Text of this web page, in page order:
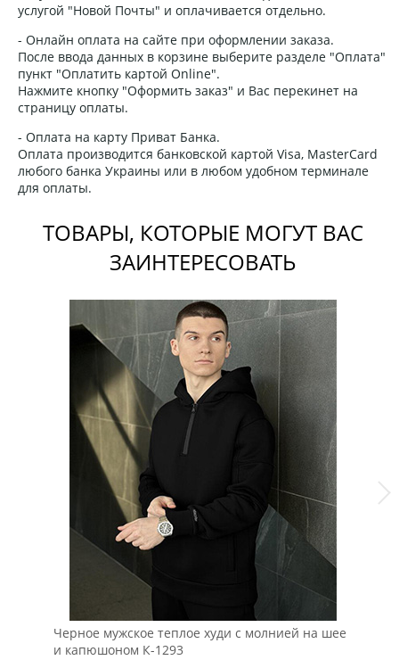
услугой "Новой Почты" и оплачивается отдельно.
- Онлайн оплата на сайте при оформлении заказа.
После ввода данных в корзине выберите разделе "Оплата"
пункт "Оплатить картой Online".
Нажмите кнопку "Оформить заказ" и Вас перекинет на
страницу оплаты.
- Оплата на карту Приват Банка.
Оплата производится банковской картой Visa, MasterCard
любого банка Украины или в любом удобном терминале
для оплаты.
ТОВАРЫ, КОТОРЫЕ МОГУТ ВАС
ЗАИНТЕРЕСОВАТЬ
Черное мужское теплое худи с молнией на шее
и капюшоном К-1293